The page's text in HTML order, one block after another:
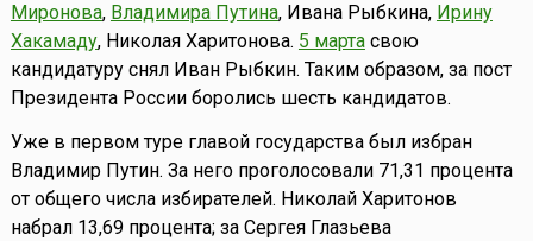
Миронова, Владимира Путина, Ивана Рыбкина, Ирину
Хакамаду, Николая Харитонова. 5 мартасвою
кандидатуру снял Иван Рыбкин. Таким образом, за пост
Президента России боролись шесть кандидатов.
Уже в первом туре главой государства был избран
Владимир Путин. За него проголосовали 71,31 процента
от общего числа избирателей. Николай Харитонов
набрал 13,69 процента; за Сергея Глазьева